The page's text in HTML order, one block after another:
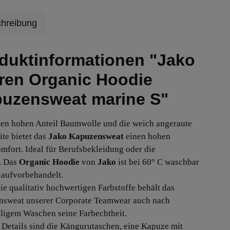
"Jako
Organic Hoodie
marine S"
hohen Anteil Baumwolle und die weich angeraute
bietet das Jako Kapuzensweat einen hohen
Ideal für Berufsbekleidung oder die
Das Organic Hoodie von Jako ist bei 60° C waschbar
qualitativ hochwertigen Farbstoffe behält das
unserer Corporate Teamwear auch nach
Waschen seine Farbechtheit.
sind die Kängurutaschen, eine Kapuze mit